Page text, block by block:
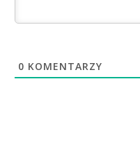
0 KOMENTARZY